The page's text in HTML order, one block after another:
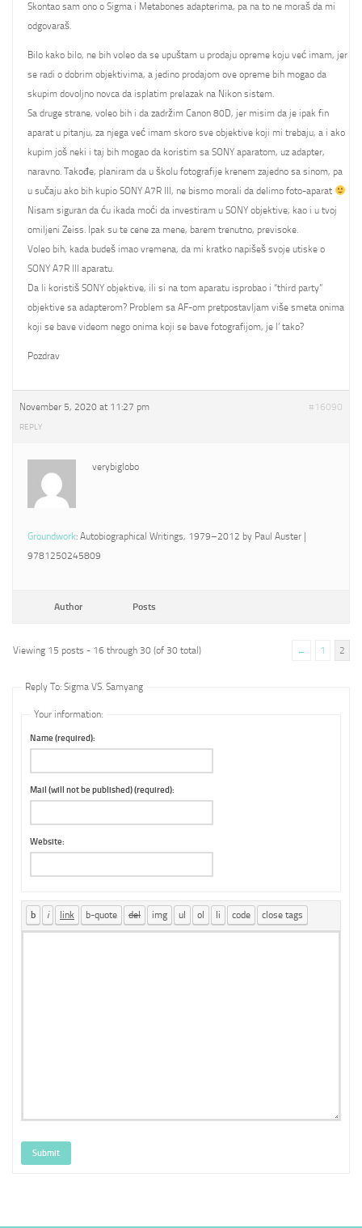
Skontao sam ono o Sigma i Metabones adapterima, pa na to ne moraš da mi
odgovaraš.
Bilo kako bilo, ne bih voleo da se upuštam u prodaju opreme koju već imam, jer
se radi o dobrim objektivima, a jedino prodajom ove opreme bih mogao da
skupim dovoljno novca da isplatim prelazak na Nikon sistem.
Sa druge strane, voleo bih i da zadržim Canon 80D, jer misim da je ipak fin
aparat u pitanju, za njega već imam skoro sve objektive koji mi trebaju, a i ako
kupim još neki i taj bih mogao da koristim sa SONY aparatom, uz adapter,
naravno. Takođe, planiram da u školu fotografije krenem zajedno sa sinom, pa
u sučaju ako bih kupio SONY A7R III, ne bismo morali da delimo foto-aparat
Nisam siguran da ću ikada moći da investiram u SONY objektive, kao i u tvoj
omiljeni Zeiss. Ipak su te cene za mene, barem trenutno, previsoke.
Voleo bih, kada budeš imao vremena, da mi kratko napišeš svoje utiske o
SONY A7R III aparatu.
Da li koristiš SONY objektive, ili si na tom aparatu isprobao i “third party”
objektive sa adapterom? Problem sa AF-om pretpostavljam više smeta onima
koji se bave videom nego onima koji se bave fotografijom, je l’ tako?
Pozdrav
November 5, 2020 at 11:27 pm #16090
REPLY
verybiglobo
Groundwork: Autobiographical Writings, 1979–2012 by Paul Auster |
9781250245809
Author Posts
Viewing 15 posts - 16 through 30 (of 30 total) ← 1 2
Reply To: Sigma VS. Samyang
Your information:
Name (required):
Mail (will not be published) (required):
Website:
Submit